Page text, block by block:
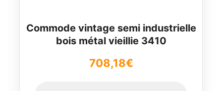
Commode vintage semi industrielle
bois métal vieillie 3410
708,18€